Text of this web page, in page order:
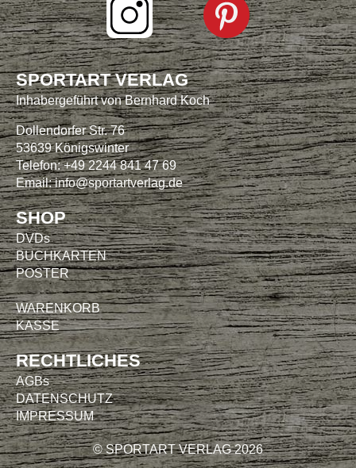
SPORTART VERLAG
Inhabergeführt von Bernhard Koch
Dollendorfer Str. 76
53639 Königswinter
Telefon: +49 2244 841 47 69
Email:info@sportartverlag.de
SHOP
DVDs
BUCHKARTEN
POSTER
WARENKORB
KASSE
RECHTLICHES
AGBs
DATENSCHUTZ
IMPRESSUM
© SPORTART VERLAG 2026